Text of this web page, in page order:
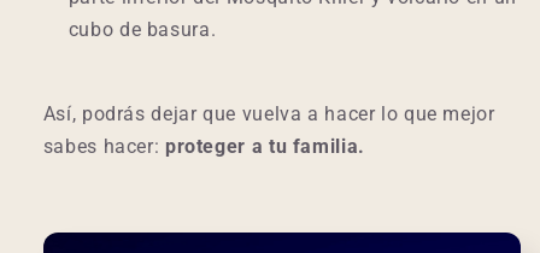
cubo de basura.
Así, podrás dejar que vuelva a hacer lo que mejor
sabes hacer: proteger a tu familia.